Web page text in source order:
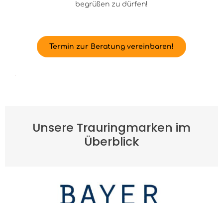
begrüßen zu dürfen!
Termin zur Beratung vereinbaren!
Unsere Trauringmarken im
Überblick